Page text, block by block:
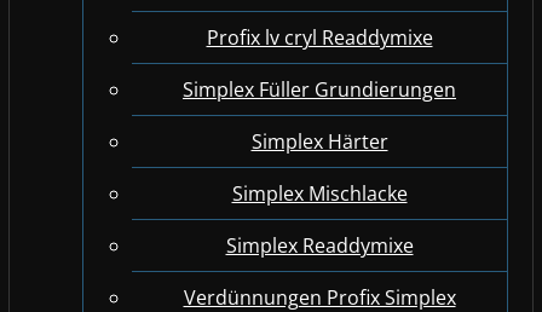
Profix lv cryl Readdymixe
Simplex Füller Grundierungen
Simplex Härter
Simplex Mischlacke
Simplex Readdymixe
Verdünnungen Profix Simplex